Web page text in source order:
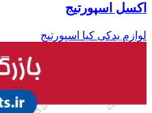
اکسل اسپورتیج
لوازم یدکی کیا اسپورتیج